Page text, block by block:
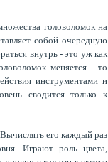
головоломок на
собой очередную
внутрь - это уж как
меняется - то
инструментами и
сводится только к
его каждый раз
Играют роль цвета,